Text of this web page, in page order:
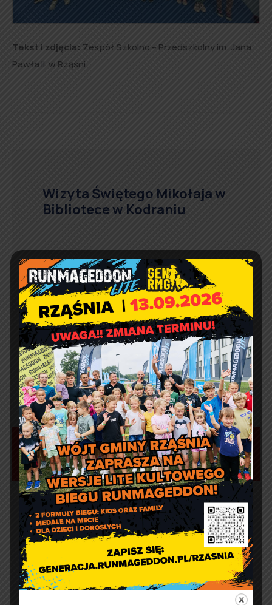
Tekst i zdjęcia: Zespół Szkolno – Przedszkolny im. Jana
Pawła II w Rząśni.
Wizyta Świętego Mikołaja w
Bibliotece w Kodraniu
Wigilia w CUŚ Rząśnia
Aktualności
Marcin Kazuba Comment off
Sportowy weekend z Czarnymi
Rząśnia